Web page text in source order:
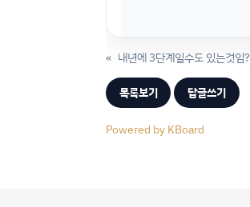
« 내년에 3단계일수도 있는것임?
목록보기 답글쓰기
Powered by KBoard